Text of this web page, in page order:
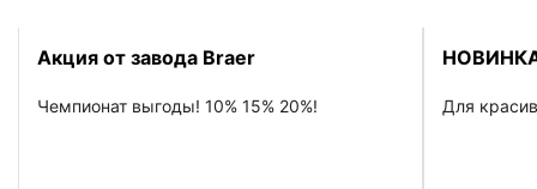
Акция от завода Braer
Чемпионат выгоды! 10% 15% 20%! Для